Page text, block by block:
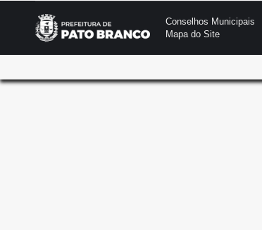
Conselhos Municipais
Mapa do Site